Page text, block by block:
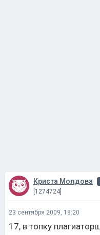
Криста Молдова
[1274724]
23 сентября 2009, 18:20
17, в топку